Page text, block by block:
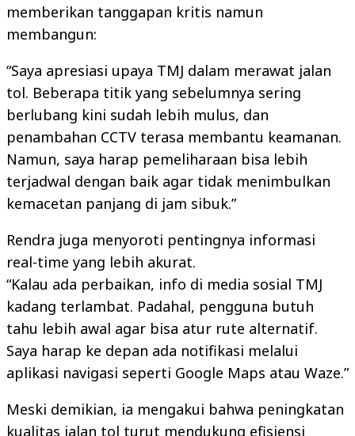
memberikan tanggapan kritis namun
membangun:
“Saya apresiasi upaya TMJ dalam merawat jalan
tol. Beberapa titik yang sebelumnya sering
berlubang kini sudah lebih mulus, dan
penambahan CCTV terasa membantu keamanan.
Namun, saya harap pemeliharaan bisa lebih
terjadwal dengan baik agar tidak menimbulkan
kemacetan panjang di jam sibuk.”
Rendra juga menyoroti pentingnya informasi
real-time yang lebih akurat.
“Kalau ada perbaikan, info di media sosial TMJ
kadang terlambat. Padahal, pengguna butuh
tahu lebih awal agar bisa atur rute alternatif.
Saya harap ke depan ada notifikasi melalui
aplikasi navigasi seperti Google Maps atau Waze.”
Meski demikian, ia mengakui bahwa peningkatan
kualitas jalan tol turut mendukung efisiensi